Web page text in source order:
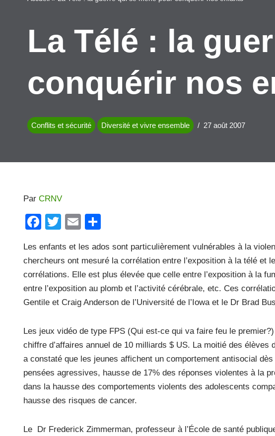
La Télé : la
conquérir nos
Conflits et sécurité Diversité et vivre ensemble 27 août 2007
Par CRNV
F
c
e
b
o
k
T
tt
er
E
ail ta
g
er
Les enfants et les ados sont particulièrement vulnérables à la
chercheurs ont mesuré la corrélation entre l’exposition à la télé et
corrélations. Elle est plus élevée que celle entre l’exposition à la
entre l’exposition au plomb et l’activité cérébrale, etc. Ces
Gentile et Craig Anderson de l’Université de l’Iowa et le Dr Brad
Les jeux vidéo de type FPS (Qui est-ce qui va faire feu le
chiffre d’affaires annuel de 10 milliards $ US. La moitié des élèves
a constaté que les jeunes affichent un comportement antisocial
pensées agressives, hausse de 17% des réponses violentes à la
dans la hausse des comportements violents des adolescents
hausse des risques de cancer.
Le Dr Frederick Zimmerman, professeur à l’École de santé